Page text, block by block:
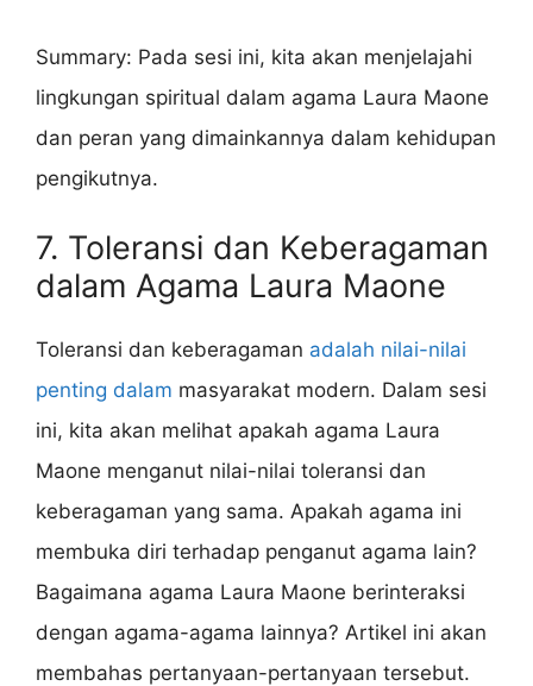
Summary: Pada sesi ini, kita akan menjelajahi
lingkungan spiritual dalam agama Laura Maone
dan peran yang dimainkannya dalam kehidupan
pengikutnya.
7. Toleransi dan Keberagaman
dalam Agama Laura Maone
Toleransi dan keberagaman adalah nilai-nilai
penting dalam masyarakat modern. Dalam sesi
ini, kita akan melihat apakah agama Laura
Maone menganut nilai-nilai toleransi dan
keberagaman yang sama. Apakah agama ini
membuka diri terhadap penganut agama lain?
Bagaimana agama Laura Maone berinteraksi
dengan agama-agama lainnya? Artikel ini akan
membahas pertanyaan-pertanyaan tersebut.